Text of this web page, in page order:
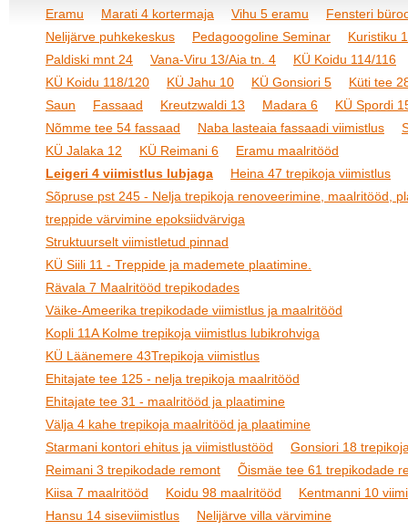
Eramu Marati 4 kortermaja Vihu 5 eramu
Fensteri
Nelijärve puhkekeskus
Pedagoogoline Seminar
Kuristiku
Paldiski mnt 24
Vana-Viru 13/Aia tn. 4
KÜ Koidu 114/116
KÜ Koidu 118/120
KÜ Jahu 10 KÜ Gonsiori 5
Küti tee
Saun
Fassaad Kreutzwaldi 13 Madara 6
KÜ Spordi
Nõmme tee 54 fassaad
Naba lasteaia fassaadi viimistlus
KÜ Jalaka 12
KÜ Reimani 6
Eramu maalritööd
Leigeri 4 viimistlus lubjaga
Heina 47 trepikoja viimistlus
Sõpruse pst 245 - Nelja trepikoja renoveerimine, maalritööd,
treppide värvimine epoksiidvärviga
Struktuurselt viimistletud pinnad
KÜ Siili 11 - Treppide ja mademete plaatimine.
Rävala 7 Maalritööd trepikodades
Väike-Ameerika trepikodade viimistlus ja maalritööd
Kopli 11A Kolme trepikoja viimistlus lubikrohviga
KÜ Läänemere 43Trepikoja viimistlus
Ehitajate tee 125 - nelja trepikoja maalritööd
Ehitajate tee 31 - maalritööd ja plaatimine
Välja 4 kahe trepikoja maalritööd ja plaatimine
Starmani kontori ehitus ja viimistlustööd
Gonsiori 18
Reimani 3 trepikodade remont
Õismäe tee 61 trepikodade
Kiisa 7 maalritööd
Koidu 98 maalritööd
Kentmanni 10
Hansu 14 siseviimistlus
Nelijärve villa värvimine